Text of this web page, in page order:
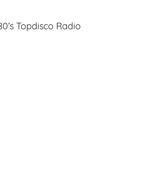
Topdisco Radio